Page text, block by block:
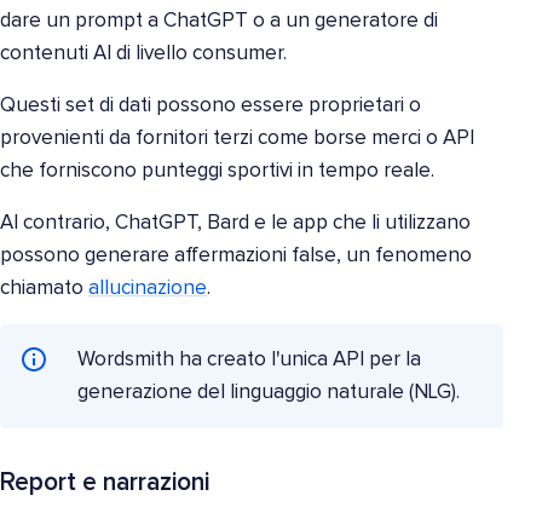
dare un prompt a ChatGPT o a un generatore di
contenuti AI di livello consumer.
Questi set di dati possono essere proprietari o
provenienti da fornitori terzi come borse merci o API
che forniscono punteggi sportivi in tempo reale.
Al contrario, ChatGPT, Bard e le app che li utilizzano
possono generare affermazioni false, un fenomeno
chiamato allucinazione.
Wordsmith ha creato l'unica API per la
generazione del linguaggio naturale (NLG).
Report e narrazioni